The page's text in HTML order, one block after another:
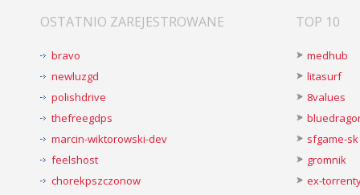
OSTATNIO ZAREJESTROWANE
bravo
newluzgd
polishdrive
thefreegdps
marcin-wiktorowski-dev
feelshost
chorekpszczonow
TOP 10
medhub
litasurf
8values
sfgame-sk
gromnik
ex-